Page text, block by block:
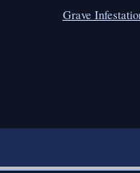
Grave